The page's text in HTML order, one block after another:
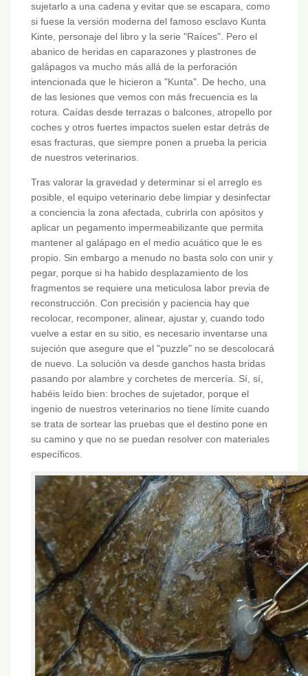
sujetarlo a una cadena y evitar que se escapara, como
si fuese la versión moderna del famoso esclavo Kunta
Kinte, personaje del libro y la serie "Raíces". Pero el
abanico de heridas en caparazones y plastrones de
galápagos va mucho más allá de la perforación
intencionada que le hicieron a "Kunta". De hecho, una
de las lesiones que vemos con más frecuencia es la
rotura. Caídas desde terrazas o balcones, atropello por
coches y otros fuertes impactos suelen estar detrás de
esas fracturas, que siempre ponen a prueba la pericia
de nuestros veterinarios.
Tras valorar la gravedad y determinar si el arreglo es
posible, el equipo veterinario debe limpiar y desinfectar
a conciencia la zona afectada, cubrirla con apósitos y
aplicar un pegamento impermeabilizante que permita
mantener al galápago en el medio acuático que le es
propio. Sin embargo a menudo no basta solo con unir y
pegar, porque si ha habido desplazamiento de los
fragmentos se requiere una meticulosa labor previa de
reconstrucción. Con precisión y paciencia hay que
recolocar, recomponer, alinear, ajustar y, cuando todo
vuelve a estar en su sitio, es necesario inventarse una
sujeción que asegure que el "puzzle" no se descolocará
de nuevo. La solución va desde ganchos hasta bridas
pasando por alambre y corchetes de mercería. Sí, sí,
habéis leído bien: broches de sujetador, porque el
ingenio de nuestros veterinarios no tiene límite cuando
se trata de sortear las pruebas que el destino pone en
su camino y que no se puedan resolver con materiales
específicos.